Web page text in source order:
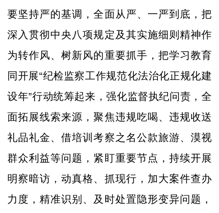
要坚持严的基调，全面从严、一严到底，把
深入贯彻中央八项规定及其实施细则精神作
为转作风、树新风的重要抓手，把学习教育
同开展“纪检监察工作规范化法治化正规化建
设年”行动统筹起来，强化监督执纪问责，全
面拓展线索来源，聚焦违规吃喝、违规收送
礼品礼金、借培训考察之名公款旅游、漠视
群众利益等问题，紧盯重要节点，持续开展
明察暗访，动真格、抓现行，加大案件查办
力度，精准识别、及时处置隐形变异问题，